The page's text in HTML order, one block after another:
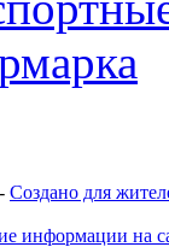
- Создано для
информации на